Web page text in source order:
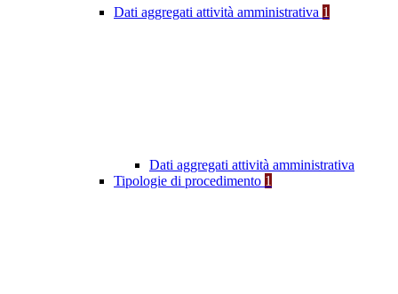
Dati aggregati attività amministrativa 1
Dati aggregati attività amministrativa
Tipologie di procedimento 1